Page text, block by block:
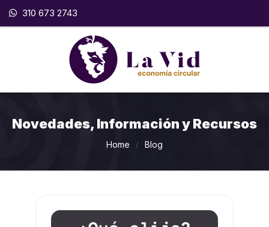
310 673 2743
Novedades, Información y Recursos
Home / Blog